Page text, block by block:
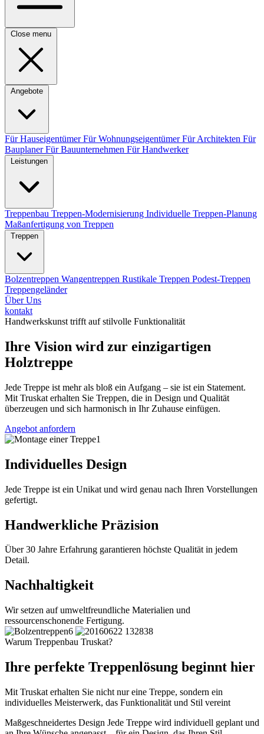
Close menu
Angebote
Für HauseigentümerFür WohnungseigentümerFür Architekten Für
BauplanerFür Bauunternehmen Für Handwerker
Leistungen
Treppenbau Treppen-Modernisierung Individuelle Treppen-Planung
Maßanfertigung von Treppen
Treppen
Bolzentreppen Wangentreppen Rustikale Treppen Podest-Treppen
Treppengeländer
Über Uns
kontakt
Handwerkskunst trifft auf stilvolle Funktionalität
Ihre Vision wird zur einzigartigen
Holztreppe
Jede Treppe ist mehr als bloß ein Aufgang – sie ist ein Statement.
Mit Truskat erhalten Sie Treppen, die in Design und Qualität
überzeugen und sich harmonisch in Ihr Zuhause einfügen.
Angebot anfordern
Individuelles Design
Jede Treppe ist ein Unikat und wird genau nach Ihren Vorstellungen
gefertigt.
Handwerkliche Präzision
Über 30 Jahre Erfahrung garantieren höchste Qualität in jedem
Detail.
Nachhaltigkeit
Wir setzen auf umweltfreundliche Materialien und
ressourcenschonende Fertigung.
Warum Treppenbau Truskat?
Ihre perfekte Treppenlösung beginnt hier
Mit Truskat erhalten Sie nicht nur eine Treppe, sondern ein
individuelles Meisterwerk, das Funktionalität und Stil vereint
Maßgeschneidertes Design Jede Treppe wird individuell geplant und